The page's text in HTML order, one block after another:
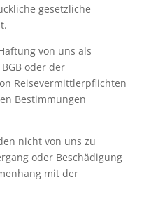
gesetzliche
von uns als
oder der
Reisevermittlerpflichten
Bestimmungen
nicht von uns zu
oder Beschädigung
mit der